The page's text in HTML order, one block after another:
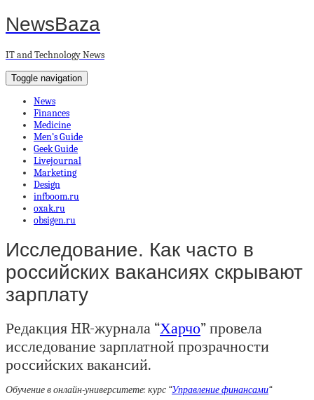
NewsBaza
IT and Technology News
Toggle navigation
News
Finances
Medicine
Men’s Guide
Geek Guide
Livejournal
Marketing
Design
infboom.ru
oxak.ru
obsigen.ru
Исследование. Как часто в
российских вакансиях скрывают
зарплату
Редакция HR-журнала “Харчо” провела
исследование зарплатной прозрачности
российских вакансий.
Обучение в онлайн-университете: курс “Управление финансами“